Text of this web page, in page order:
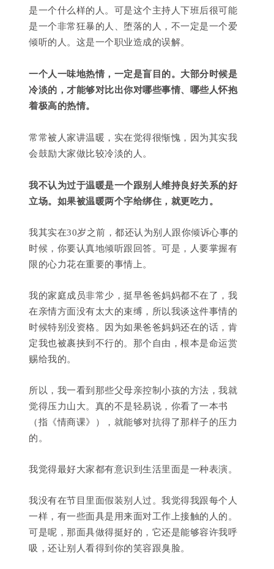
是一个什么样的人。可是这个主持人下班后很可能
是一个非常狂暴的人、堕落的人，不一定是一个爱
倾听的人。 这是一个职业造成的误解。
一个人一味地热情，一定是盲目的。大部分时候是
冷淡的，才能够对比出你对哪些事情、哪些人怀抱
着极高的热情。
常常被人家讲温暖，实在觉得很惭愧，因为其实我
会鼓励大家做比较冷淡的人。
我不认为过于温暖是一个跟别人维持良好关系的好
立场。如果被温暖两个字给绑住，就更吃力。
我其实在30岁之前，都还认为别人跟你倾诉心事的
时候，你要认真地倾听跟回答。可是，人要掌握有
限的心力花在重要的事情上。
我的家庭成员非常少，挺早爸爸妈妈都不在了，我
在亲情方面没有太大的束缚，所以我谈这件事情的
时候特别没资格。因为如果爸爸妈妈还在的话，肯
定我也被裹挟到不行的。那个自由，根本是命运赏
赐给我的。
所以，我一看到那些父母亲控制小孩的方法，我就
觉得压力山大。真的不是轻易说，你看了一本书
（指 《情商课》
），就能够对抗得了那样子的压力
的。
我觉得最好大家都有意识到生活里面是一种表演。
我没有在节目里面假装别人过。我觉得我跟每个人
一样，有一些面具是用来面对工作上接触的人的。
可是呢，那面具做得挺好的，它还是能够容许我呼
吸，还让别人看得到你的笑容跟臭脸。